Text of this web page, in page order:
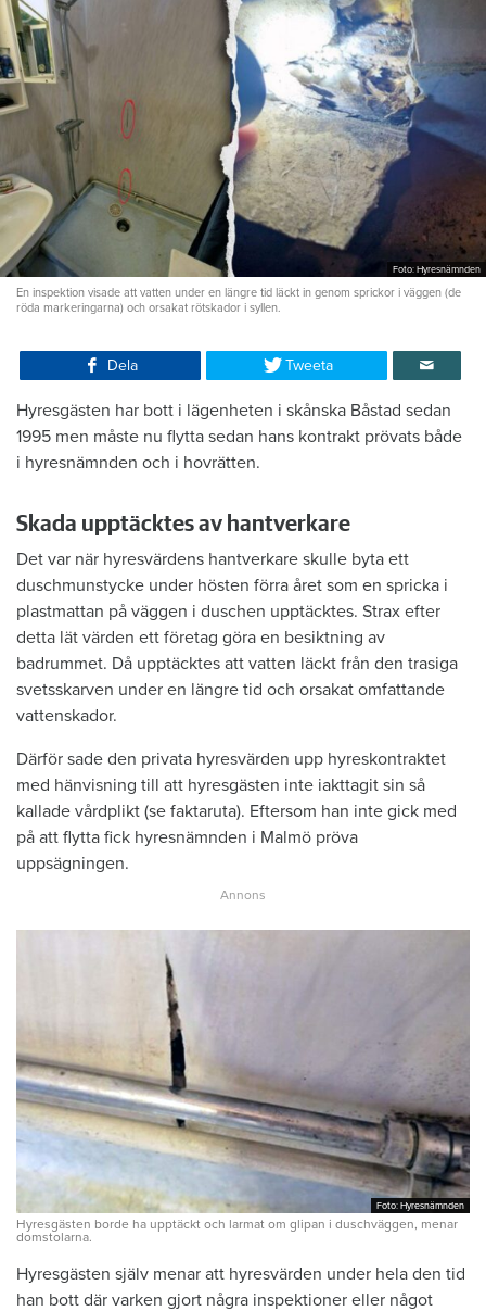
Foto: Hyresnämnden
En inspektion visade att vatten under en längre tid läckt in genom sprickor i väggen (de
röda markeringarna) och orsakat rötskador i syllen.
Dela Tweeta
Hyresgästen har bott i lägenheten i skånska Båstad sedan
1995 men måste nu flytta sedan hans kontrakt prövats både
i hyresnämnden och i hovrätten.
Skada upptäcktes av hantverkare
Det var när hyresvärdens hantverkare skulle byta ett
duschmunstycke under hösten förra året som en spricka i
plastmattan på väggen i duschen upptäcktes. Strax efter
detta lät värden ett företag göra en besiktning av
badrummet. Då upptäcktes att vatten läckt från den trasiga
svetsskarven under en längre tid och orsakat omfattande
vattenskador.
Därför sade den privata hyresvärden upp hyreskontraktet
med hänvisning till att hyresgästen inte iakttagit sin så
kallade vårdplikt (se faktaruta). Eftersom han inte gick med
på att flytta fick hyresnämnden i Malmö pröva
uppsägningen.
Foto: Hyresnämnden
Foto: Hyresnämnden
Hyresgästen borde ha upptäckt och larmat om glipan i duschväggen, menar
domstolarna.
Hyresgästen själv menar att hyresvärden under hela den tid
han bott där varken gjort några inspektioner eller något